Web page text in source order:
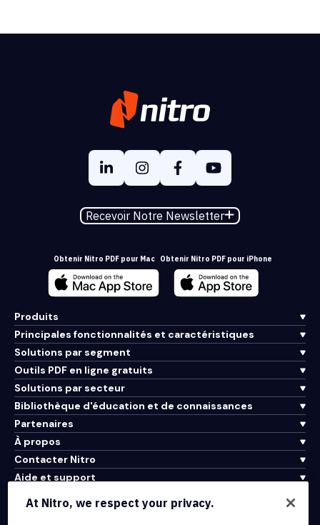
Recevoir Notre Newsletter
Obtenir Nitro PDF pour Mac Obtenir Nitro PDF pour iPhone
Produits
Principales fonctionnalités et caractéristiques
Solutions par segment
Outils PDF en ligne gratuits
Solutions par secteur
Bibliothèque d'éducation et de connaissances
Partenaires
À propos
Contacter Nitro
Aide et support
At Nitro, we respect your privacy.